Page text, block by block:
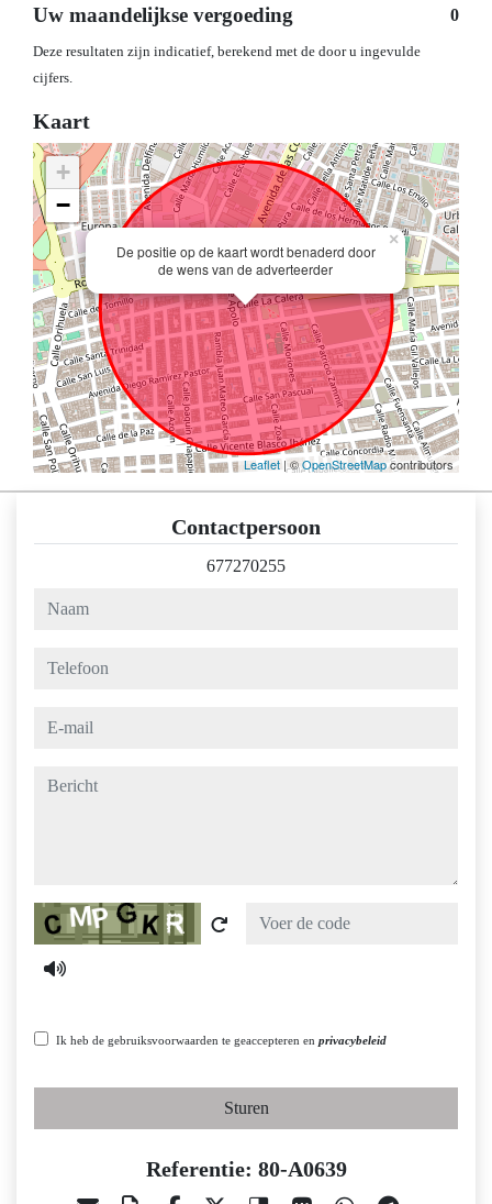
Uw maandelijkse vergoeding 0
Deze resultaten zijn indicatief, berekend met de door u ingevulde
cijfers.
Kaart
De positie op de kaart wordt benaderd door
de wens van de adverteerder
×
+
−
Leaflet| ©OpenStreetMapcontributors
Contactpersoon
677270255
naam
telefoon
e-mail
bericht
Captcha
Ik heb de gebruiksvoorwaarden te geaccepteren en privacybeleid
Sturen
Referentie: 80-A0639